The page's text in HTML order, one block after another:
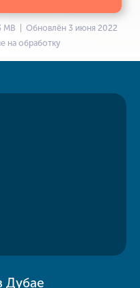
MB | Обновлён 3 июня 2022
на обработку
Дубае